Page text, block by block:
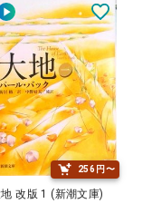
256円〜
地 改版 1 (新潮文庫)